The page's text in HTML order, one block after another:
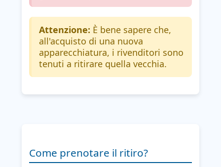
Attenzione: È bene sapere che,
all'acquisto di una nuova
apparecchiatura, i rivenditori sono
tenuti a ritirare quella vecchia.
Come prenotare il ritiro?